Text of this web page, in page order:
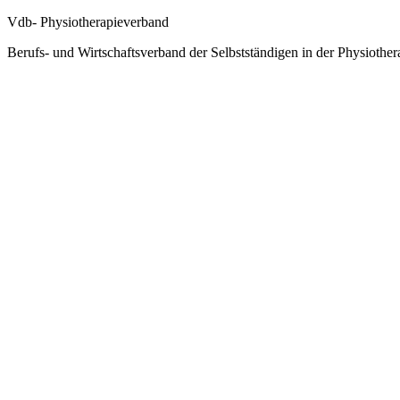
Vdb- Physiotherapieverband
Berufs- und Wirtschaftsverband der Selbstständigen in der